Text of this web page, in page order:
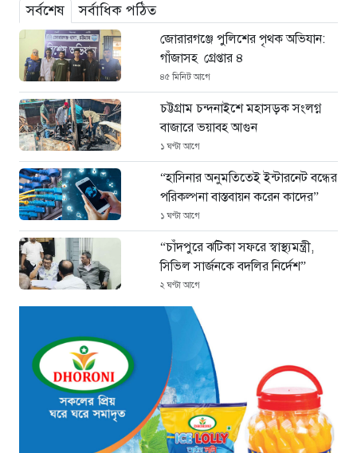
সর্বশেষ সর্বাধিক পঠিত
জোরারগঞ্জে পুলিশের পৃথক অভিযান:
গাঁজাসহ গ্রেপ্তার ৪
৪৫ মিনিট আগে
চট্টগ্রাম চন্দনাইশে মহাসড়ক সংলগ্ন
বাজারে ভয়াবহ আগুন
১ ঘণ্টা আগে
“হাসিনার অনুমতিতেই ইন্টারনেট বন্ধের
পরিকল্পনা বাস্তবায়ন করেন কাদের”
১ ঘণ্টা আগে
“চাঁদপুরে ঝটিকা সফরে স্বাস্থ্যমন্ত্রী,
সিভিল সার্জনকে বদলির নির্দেশ”
২ ঘণ্টা আগে
“রাষ্ট্রপতি পদ: ইসি থেকে বিএনপির দুটি
মনোনয়নপত্র সংগ্রহ”
২ ঘণ্টা আগে
যুক্তরাষ্ট্রের সামনে ইরানের ৬ শর্ত:
তবেই খুলবে হরমুজ প্রণালি
৩ ঘণ্টা আগে